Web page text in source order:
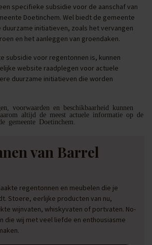
specifieke subsidie voor de aanschaf van
Doetinchem. Wel biedt de gemeente
initiatieven, zoals het vervangen
en het aanleggen van groendaken.
subsidie voor regentonnen is, kunnen
website raadplegen voor actuele
duurzame initiatieven die worden
voorwaarden en beschikbaarheid kunnen
altijd de meest actuele informatie op de
gemeente Doetinchem.
van Barrel
regentonnen en meubelen die je
Stoere, eerlijke producten van nu,
wijnvaten, whiskyvaten of portvaten. No-
die wij met veel liefde en enthousiasme